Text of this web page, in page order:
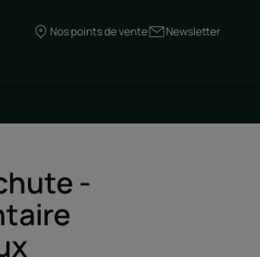
Nos points de vente Newsletter
-